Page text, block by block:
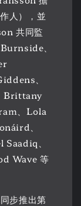
人），並
共同監
、
、
Brittany
、Lola
、
、
Wave 等
步推出第